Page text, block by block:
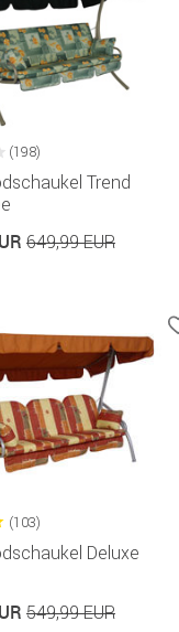
(198)
Trend
649,99 EUR
(103)
Deluxe
549,99 EUR